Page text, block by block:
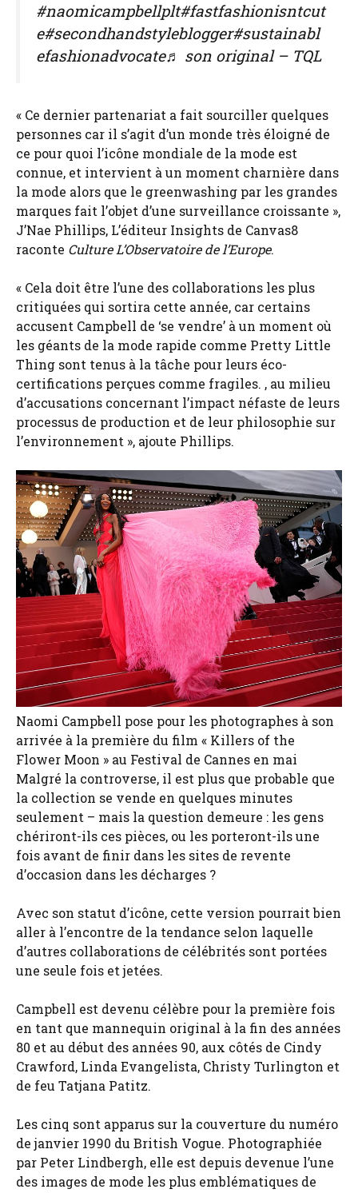
#naomicampbellplt#fastfashionisntcut
e#secondhandstyleblogger#sustainabl
efashionadvocate♬ son original – TQL
« Ce dernier partenariat a fait sourciller quelques
personnes car il s’agit d’un monde très éloigné de
ce pour quoi l’icône mondiale de la mode est
connue, et intervient à un moment charnière dans
la mode alors que le greenwashing par les grandes
marques fait l’objet d’une surveillance croissante »,
J’Nae Phillips, L’éditeur Insights de Canvas8
raconte Culture L’Observatoire de l’Europe.
« Cela doit être l’une des collaborations les plus
critiquées qui sortira cette année, car certains
accusent Campbell de ‘se vendre’ à un moment où
les géants de la mode rapide comme Pretty Little
Thing sont tenus à la tâche pour leurs éco-
certifications perçues comme fragiles. , au milieu
d’accusations concernant l’impact néfaste de leurs
processus de production et de leur philosophie sur
l’environnement », ajoute Phillips.
Naomi Campbell pose pour les photographes à son
arrivée à la première du film « Killers of the
Flower Moon » au Festival de Cannes en mai
Malgré la controverse, il est plus que probable que
la collection se vende en quelques minutes
seulement – mais la question demeure : les gens
chériront-ils ces pièces, ou les porteront-ils une
fois avant de finir dans les sites de revente
d’occasion dans les décharges ?
Avec son statut d’icône, cette version pourrait bien
aller à l’encontre de la tendance selon laquelle
d’autres collaborations de célébrités sont portées
une seule fois et jetées.
Campbell est devenu célèbre pour la première fois
en tant que mannequin original à la fin des années
80 et au début des années 90, aux côtés de Cindy
Crawford, Linda Evangelista, Christy Turlington et
de feu Tatjana Patitz.
Les cinq sont apparus sur la couverture du numéro
de janvier 1990 du British Vogue. Photographiée
par Peter Lindbergh, elle est depuis devenue l’une
des images de mode les plus emblématiques de